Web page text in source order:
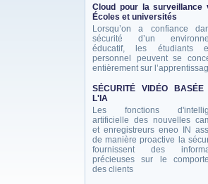
Cloud pour la surveillance
Écoles et universités
Lorsqu’on a confiance
sécurité d’un
éducatif, les étudiants
personnel peuvent se
entièrement sur
SÉCURITÉ VIDÉO BASÉE
L'IA
Les fonctions
artificielle des nouvelles
et enregistreurs eneo IN
de manière proactive la
fournissent des
précieuses sur le
des clients